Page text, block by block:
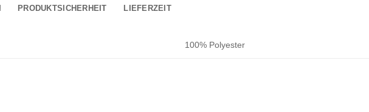
PRODUKTSICHERHEIT LIEFERZEIT
100% Polyester